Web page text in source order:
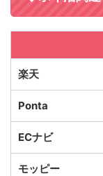
楽天
Ponta
ECナビ
モッピー